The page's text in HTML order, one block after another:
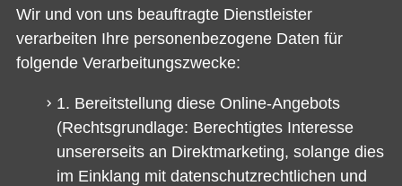
Wir und von uns beauftragte Dienstleister
verarbeiten Ihre personenbezogene Daten für
folgende Verarbeitungszwecke:
1. Bereitstellung diese Online-Angebots
(Rechtsgrundlage: Berechtigtes Interesse
unsererseits an Direktmarketing, solange dies
im Einklang mit datenschutzrechtlichen und